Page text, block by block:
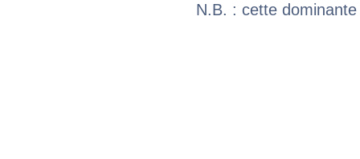
N.B. : cette